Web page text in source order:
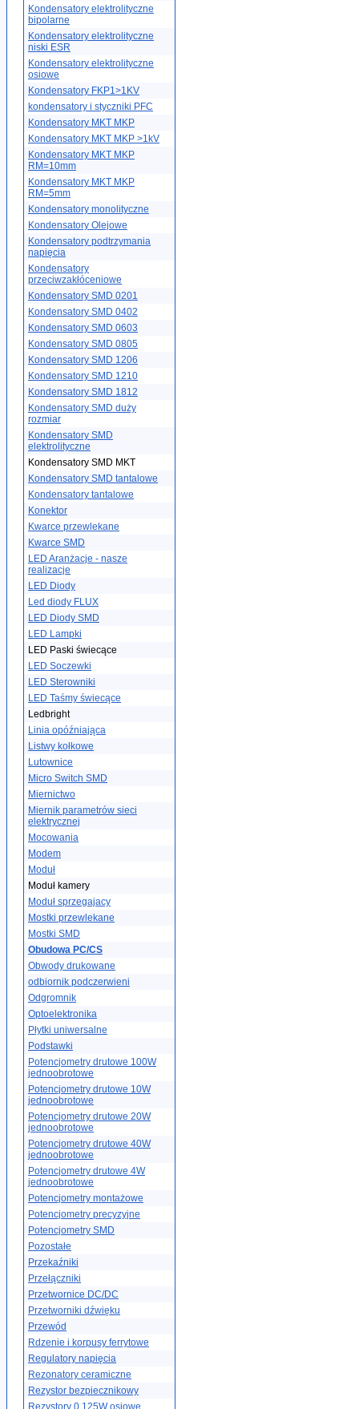
Kondensatory elektrolityczne
bipolarne
Kondensatory elektrolityczne
niski ESR
Kondensatory elektrolityczne
osiowe
Kondensatory FKP1>1KV
kondensatory i styczniki PFC
Kondensatory MKT MKP
Kondensatory MKT MKP >1kV
Kondensatory MKT MKP
RM=10mm
Kondensatory MKT MKP
RM=5mm
Kondensatory monolityczne
Kondensatory Olejowe
Kondensatory podtrzymania
napięcia
Kondensatory
przeciwzakłóceniowe
Kondensatory SMD 0201
Kondensatory SMD 0402
Kondensatory SMD 0603
Kondensatory SMD 0805
Kondensatory SMD 1206
Kondensatory SMD 1210
Kondensatory SMD 1812
Kondensatory SMD duży
rozmiar
Kondensatory SMD
elektrolityczne
Kondensatory SMD MKT
Kondensatory SMD tantalowe
Kondensatory tantalowe
Konektor
Kwarce przewlekane
Kwarce SMD
LED Aranżacje - nasze
realizacje
LED Diody
Led diody FLUX
LED Diody SMD
LED Lampki
LED Paski świecące
LED Soczewki
LED Sterowniki
LED Taśmy świecące
Ledbright
Linia opóźniająca
Listwy kołkowe
Lutownice
Micro Switch SMD
Miernictwo
Miernik parametrów sieci
elektrycznej
Mocowania
Modem
Moduł
Moduł kamery
Moduł sprzegajacy
Mostki przewlekane
Mostki SMD
Obudowa PC/CS
Obwody drukowane
odbiornik podczerwieni
Odgromnik
Optoelektronika
Płytki uniwersalne
Podstawki
Potencjometry drutowe 100W
jednoobrotowe
Potencjometry drutowe 10W
jednoobrotowe
Potencjometry drutowe 20W
jednoobrotowe
Potencjometry drutowe 40W
jednoobrotowe
Potencjometry drutowe 4W
jednoobrotowe
Potencjometry montażowe
Potencjometry precyzyjne
Potencjometry SMD
Pozostałe
Przekaźniki
Przełączniki
Przetwornice DC/DC
Przetworniki dźwięku
Przewód
Rdzenie i korpusy ferrytowe
Regulatory napięcia
Rezonatory ceramiczne
Rezystor bezpiecznikowy
Rezystory 0.125W osiowe